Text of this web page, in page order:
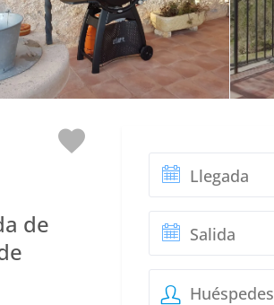
Me
de
Huéspedes